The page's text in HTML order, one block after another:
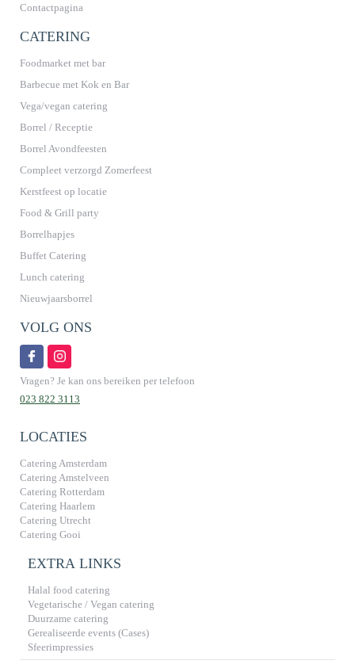
Contactpagina
CATERING
Foodmarket met bar
Barbecue met Kok en Bar
Vega/vegan catering
Borrel / Receptie
Borrel Avondfeesten
Compleet verzorgd Zomerfeest
Kerstfeest op locatie
Food & Grill party
Borrelhapjes
Buffet Catering
Lunch catering
Nieuwjaarsborrel
VOLG ONS
Vragen? Je kan ons bereiken per telefoon
023 822 3113
LOCATIES
Catering Amsterdam
Catering Amstelveen
Catering Rotterdam
Catering Haarlem
Catering Utrecht
Catering Gooi
EXTRA LINKS
Halal food catering
Vegetarische / Vegan catering
Duurzame catering
Gerealiseerde events (Cases)
Sfeerimpressies